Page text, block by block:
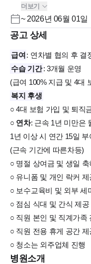
정기 휴무: 매주 목요
공휴일이 있는 주에
불가피한 초과 근무
더보기
~ 2026년 06월 01일
공고 상세
급여 : 연차별 협의 후 결
수습 기간 : 3개월 운영
(급여 100% 지급 및 4대
복지 후생
○ 4대 보험 가입 및 퇴직
○ 연차: 근속 1년 미만은
1년 이상 시 연간 15일 부
(근속 기간에 따른차등)
○ 명절 상여금 및 생일
○ 유니폼 및 개인 락커 제
○ 보수교육비 및 외부 세
○ 점심 식대 및 간식 제공
○ 직원 본인 및 직계가족
○ 직원 전용 휴게 공간 제
○ 청소는 외주업체 진행
병원소개